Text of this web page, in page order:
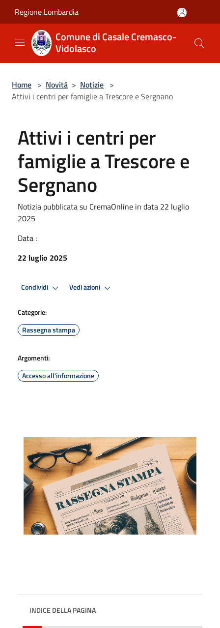
Regione Lombardia
Comune di Casale Cremasco-
Vidolasco
Home > Novità > Notizie >
Attivi i centri per famiglie a Trescore e Sergnano
Attivi i centri per
famiglie a Trescore e
Sergnano
Notizia pubblicata su CremaOnline in data 22 luglio
2025
Data :
22 luglio 2025
Condividi Vedi azioni
Categorie:
Rassegna stampa
Argomenti:
Accesso all'informazione
INDICE DELLA PAGINA